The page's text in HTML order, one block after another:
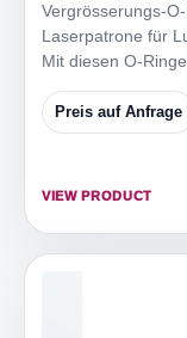
Vergrösserungs-
Laserpatrone für
Mit diesen O-
Preis auf Anfrage
VIEW PRODUCT